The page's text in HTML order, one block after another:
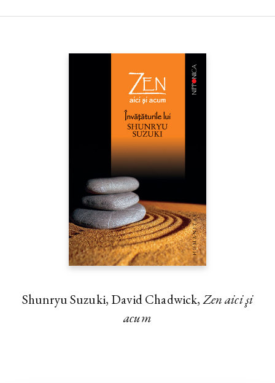
Shunryu Suzuki, David Chadwick,Zen aici şi
acum